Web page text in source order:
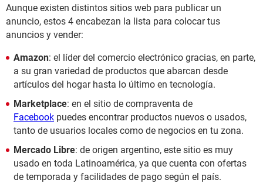
Aunque existen distintos sitios web para publicar un
anuncio, estos 4 encabezan la lista para colocar tus
anuncios y vender:
Amazon: el líder del comercio electrónico gracias, en parte,
a su gran variedad de productos que abarcan desde
artículos del hogar hasta lo último en tecnología.
Marketplace: en el sitio de compraventa de
Facebook puedes encontrar productos nuevos o usados,
tanto de usuarios locales como de negocios en tu zona.
Mercado Libre: de origen argentino, este sitio es muy
usado en toda Latinoamérica, ya que cuenta con ofertas
de temporada y facilidades de pago según el país.